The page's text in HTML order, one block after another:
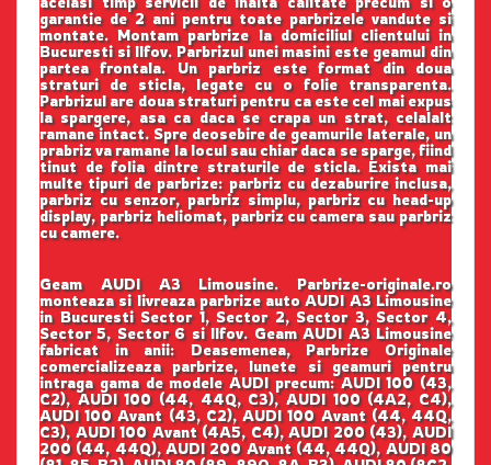
garantie de 2 ani pentru toate parbrizele vandute si
montate. Montam parbrize la domiciliul clientului in
Bucuresti si Ilfov. Parbrizul unei masini este geamul din
partea frontala. Un parbriz este format din doua
straturi de sticla, legate cu o folie transparenta.
Parbrizul are doua straturi pentru ca este cel mai expus
la spargere, asa ca daca se crapa un strat, celalalt
ramane intact. Spre deosebire de geamurile laterale, un
prabriz va ramane la locul sau chiar daca se sparge, fiind
tinut de folia dintre straturile de sticla. Exista mai
multe tipuri de parbrize: parbriz cu dezaburire inclusa,
parbriz cu senzor, parbriz simplu, parbriz cu head-up
display, parbriz heliomat, parbriz cu camera sau parbriz
cu camere.
Geam AUDI A3 Limousine. Parbrize-originale.ro
monteaza si livreaza parbrize auto AUDI A3 Limousine
in Bucuresti Sector 1, Sector 2, Sector 3, Sector 4,
Sector 5, Sector 6 si Ilfov. Geam AUDI A3 Limousine
fabricat in anii: Deasemenea, Parbrize Originale
comercializeaza parbrize, lunete si geamuri pentru
intraga gama de modele AUDI precum: AUDI 100 (43,
C2), AUDI 100 (44, 44Q, C3), AUDI 100 (4A2, C4),
AUDI 100 Avant (43, C2), AUDI 100 Avant (44, 44Q,
C3), AUDI 100 Avant (4A5, C4), AUDI 200 (43), AUDI
200 (44, 44Q), AUDI 200 Avant (44, 44Q), AUDI 80